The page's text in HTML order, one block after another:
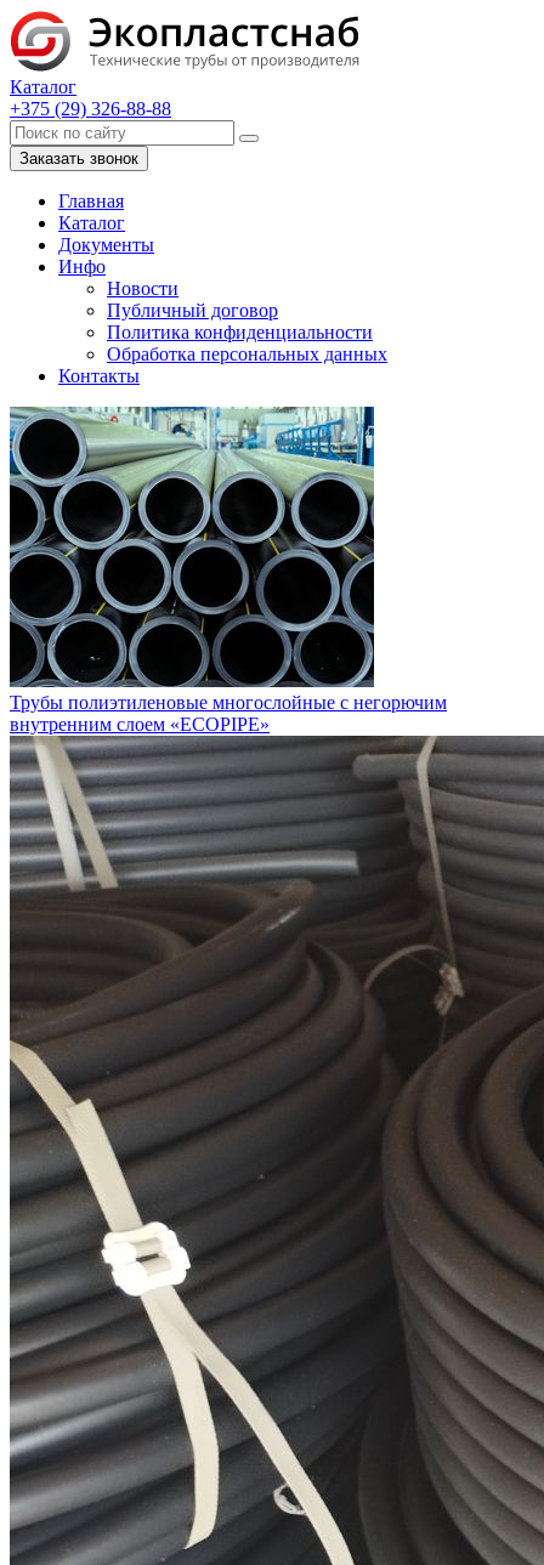
Каталог
+375 (29) 326-88-88
Заказать звонок
Главная
Каталог
Документы
Инфо
Новости
Публичный договор
Политика конфиденциальности
Обработка персональных данных
Контакты
Трубы полиэтиленовые многослойные с негорючим
внутренним слоем «ECOPIPE»